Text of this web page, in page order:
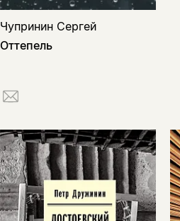
Чупринин Сергей
Оттепель